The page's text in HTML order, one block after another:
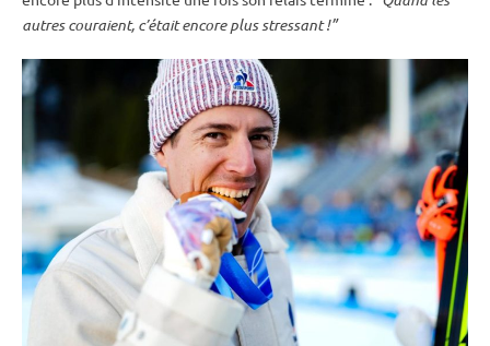
autres couraient, c’était encore plus stressant !”